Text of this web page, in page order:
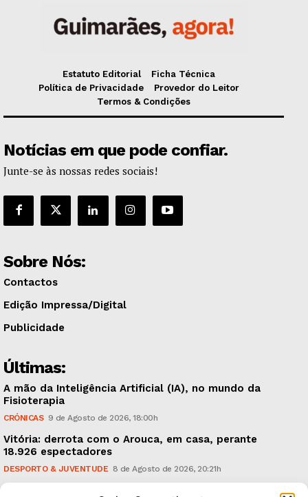
Estatuto Editorial
Ficha Técnica
Política de Privacidade
Provedor do Leitor
Termos & Condições
Notícias em que pode confiar.
Junte-se às nossas redes sociais!
Sobre Nós:
Contactos
Edição Impressa/Digital
Publicidade
Últimas:
A mão da Inteligência Artificial (IA), no mundo da
Fisioterapia
CRÓNICAS 9 de Agosto de 2026, 18:00h
Vitória: derrota com o Arouca, em casa, perante
18.926 espectadores
DESPORTO & JUVENTUDE 8 de Agosto de 2026, 20:21h
Sonus Art Fest: o epicentro da música emergente em